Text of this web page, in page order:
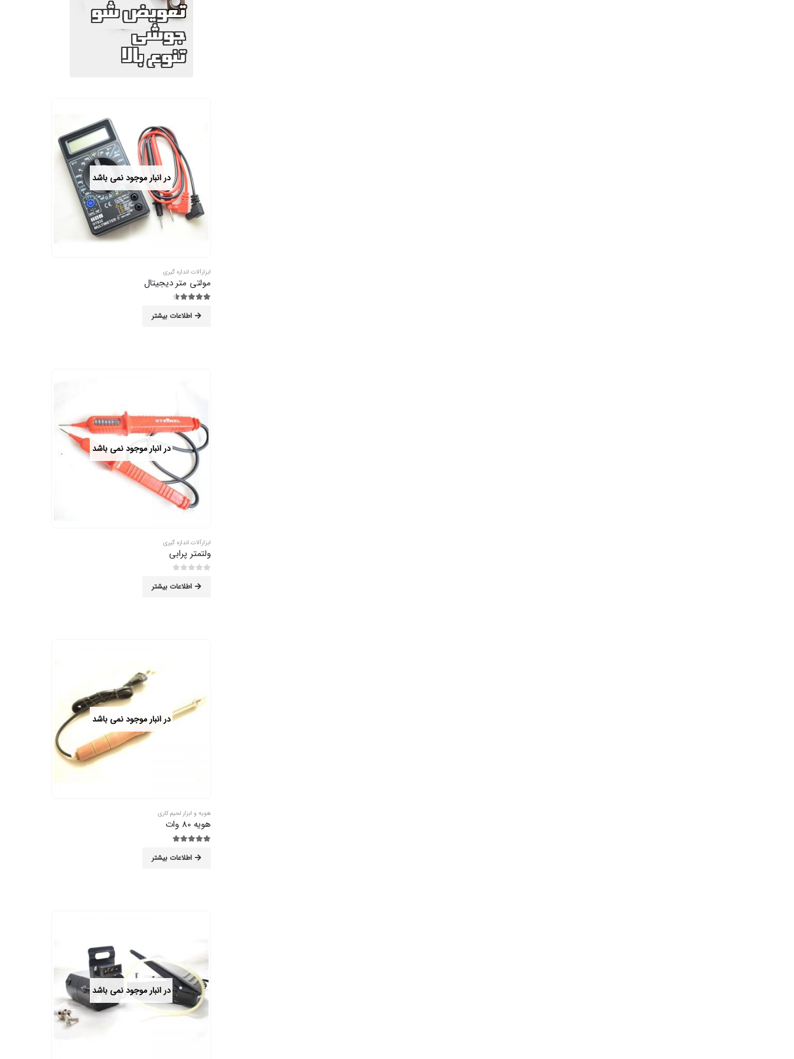
در انبار موجود نمی باشد
ابزارآلات اندازه گیری
مولتی متر دیجیتال
اطلاعات بیشتر
در انبار موجود نمی باشد
ابزارآلات اندازه گیری
ولتمتر پرابی
اطلاعات بیشتر
در انبار موجود نمی باشد
هویه و ابزار لحیم کاری
هویه 80 وات
اطلاعات بیشتر
در انبار موجود نمی باشد